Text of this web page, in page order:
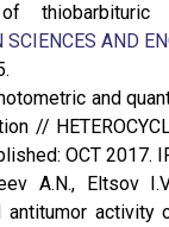
thiobarbituric
AND
and
//
OCT 2017.
A.N., Eltsov